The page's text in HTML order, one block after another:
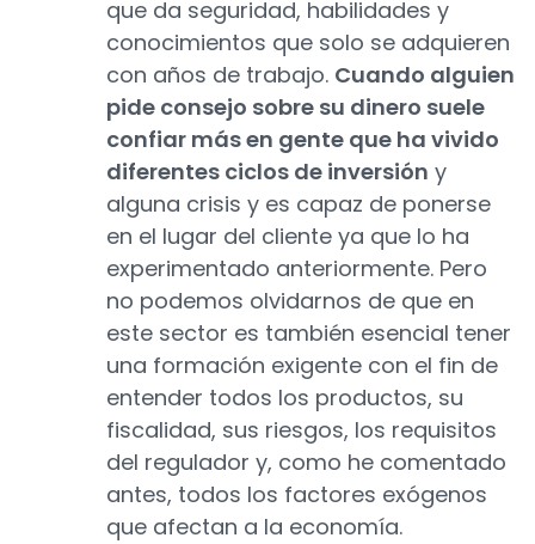
que da seguridad, habilidades y
conocimientos que solo se adquieren
con años de trabajo. Cuando alguien
pide consejo sobre su dinero suele
confiar más en gente que ha vivido
diferentes ciclos de inversión y
alguna crisis y es capaz de ponerse
en el lugar del cliente ya que lo ha
experimentado anteriormente. Pero
no podemos olvidarnos de que en
este sector es también esencial tener
una formación exigente con el fin de
entender todos los productos, su
fiscalidad, sus riesgos, los requisitos
del regulador y, como he comentado
antes, todos los factores exógenos
que afectan a la economía.